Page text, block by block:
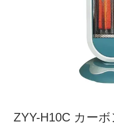
ZYY-H10C カー